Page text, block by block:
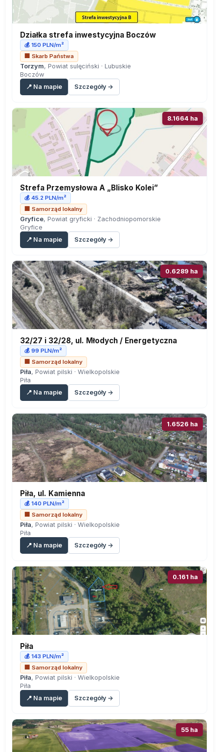
Działka strefa inwestycyjna Boczów
💰 150 PLN/m²
🏢 Skarb Państwa
Torzym, Powiat sulęciński · Lubuskie
Boczów
📍 Na mapie
Szczegóły →
8.1664 ha
Strefa Przemysłowa A „Blisko Kolei”
💰 45.2 PLN/m²
🏢 Samorząd lokalny
Gryfice, Powiat gryficki · Zachodniopomorskie
Gryfice
📍 Na mapie
Szczegóły →
0.6289 ha
32/27 i 32/28, ul. Młodych / Energetyczna
💰 99 PLN/m²
🏢 Samorząd lokalny
Piła, Powiat pilski · Wielkopolskie
Piła
📍 Na mapie
Szczegóły →
1.6526 ha
Piła, ul. Kamienna
💰 140 PLN/m²
🏢 Samorząd lokalny
Piła, Powiat pilski · Wielkopolskie
Piła
📍 Na mapie
Szczegóły →
0.161 ha
Piła
💰 143 PLN/m²
🏢 Samorząd lokalny
Piła, Powiat pilski · Wielkopolskie
Piła
📍 Na mapie
Szczegóły →
55 ha